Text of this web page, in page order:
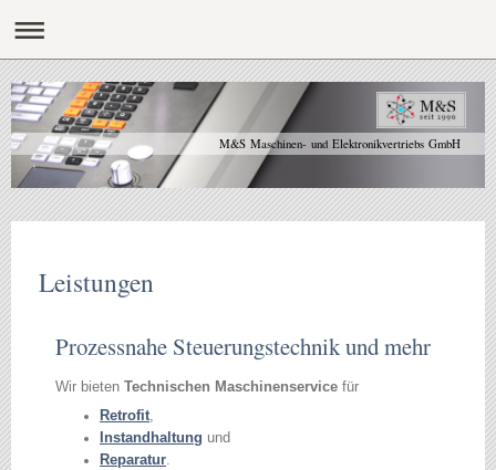
M&S Maschinen- und Elektronikvertriebs GmbH
Leistungen
Prozessnahe Steuerungstechnik und mehr
Wir bieten Technischen Maschinenservice für
Retrofit,
Instandhaltung und
Reparatur.